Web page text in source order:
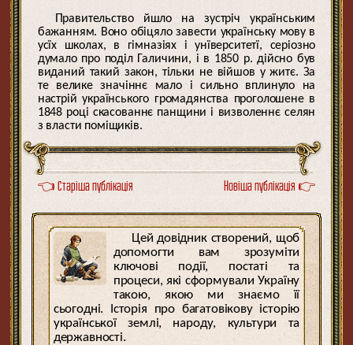
Правительство йшло на зустріч українським
бажанням. Воно обіцяло завести українську мову в
усїх школах, в гімназіях і унїверситетї, серіозно
думало про поділ Галичини, і в 1850 р. дійсно був
виданий такий закон, тільки не війшов у житє. За
те велике значіннє мало і сильно вплинуло на
настрій українського громадянства проголошене в
1848 році скасованнє панщини і визволеннє селян
з власти поміщиків.
👈 Старіша публікація Новіша публікація 👉
Цей довідник створений, щоб
допомогти вам зрозуміти
ключові події, постаті та
процеси, які сформували Україну
такою, якою ми знаємо її
сьогодні. Історія про багатовікову історію
української землі, народу, культури та
державності.